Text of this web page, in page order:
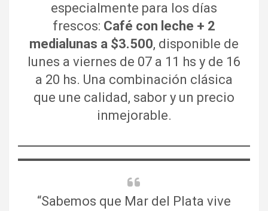
especialmente para los días
frescos: Café con leche + 2
medialunas a $3.500, disponible de
lunes a viernes de 07 a 11 hs y de 16
a 20 hs. Una combinación clásica
que une calidad, sabor y un precio
inmejorable.
“Sabemos que Mar del Plata vive